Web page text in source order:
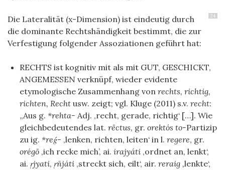
24
Die Lateralität (x-Dimension) ist eindeutig durch
die dominante Rechtshändigkeit bestimmt, die zur
Verfestigung folgender Assoziationen geführt hat:
RECHTS ist kognitiv mit als mit GUT, GESCHICKT,
ANGEMESSEN verknüpf, wieder evidente
etymologische Zusammenhang von rechts, richtig,
richten, Recht usw. zeigt; vgl. Kluge (2011) s.v. recht:
„Aus g. *rehta- Adj. ‚recht, gerade, richtig‘ […]. Wie
gleichbedeutendes lat. rēctus, gr. orektós to-Partizip
zu ig. *reǵ- ‚lenken, richten, leiten‘ in l. regere, gr.
orégō ‚ich recke mich’, ai. irajyáti ‚ordnet an, lenkt‘,
ai. ṛjyati, ṛñjáti ‚streckt sich, eilt‘, air. reraig ‚lenkte‘,